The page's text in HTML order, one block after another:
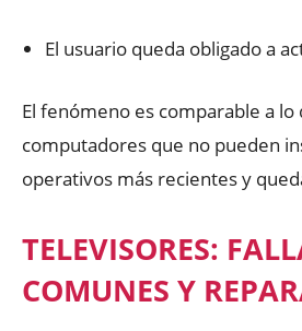
El usuario queda obligado a
El fenómeno es comparable a
computadores que no pueden
operativos más recientes y
TELEVISORES:
COMUNES Y